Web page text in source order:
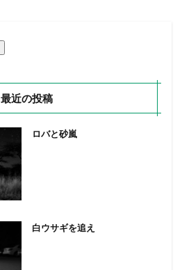
最近の投稿
ロバと砂嵐
白ウサギを追え